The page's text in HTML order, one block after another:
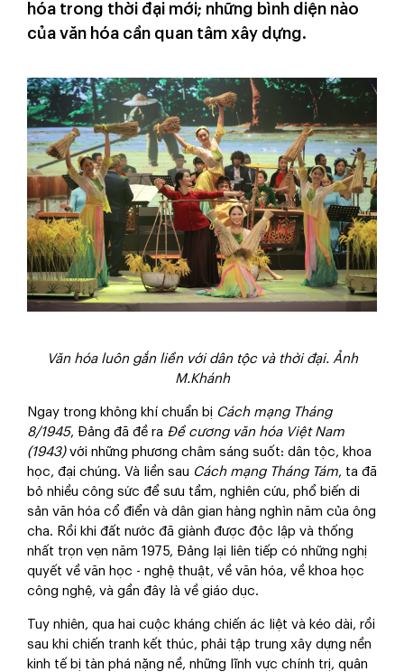
hóa trong thời đại mới; những bình diện nào
của văn hóa cần quan tâm xây dựng.
Văn hóa luôn gắn liền với dân tộc và thời đại. Ảnh
M.Khánh
Ngay trong không khí chuẩn bị Cách mạng Tháng
8/1945, Đảng đã đề ra Đề cương văn hóa Việt Nam
(1943)với những phương châm sáng suốt: dân tộc, khoa
học, đại chúng. Và liền sau Cách mạng Tháng Tám, ta đã
bỏ nhiều công sức để sưu tầm, nghiên cứu, phổ biến di
sản văn hóa cổ điển và dân gian hàng nghìn năm của ông
cha. Rồi khi đất nước đã giành được độc lập và thống
nhất trọn vẹn năm 1975, Đảng lại liên tiếp có những nghị
quyết về văn học - nghệ thuật, về văn hóa, về khoa học
công nghệ, và gần đây là về giáo dục.
Tuy nhiên, qua hai cuộc kháng chiến ác liệt và kéo dài, rồi
sau khi chiến tranh kết thúc, phải tập trung xây dựng nền
kinh tế bị tàn phá nặng nề, những lĩnh vực chính trị, quân